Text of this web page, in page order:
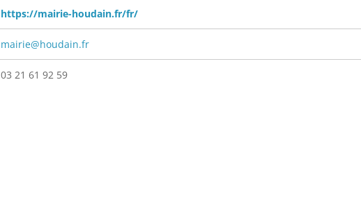
https://mairie-houdain.fr/fr/
mairie@houdain.fr
03 21 61 92 59